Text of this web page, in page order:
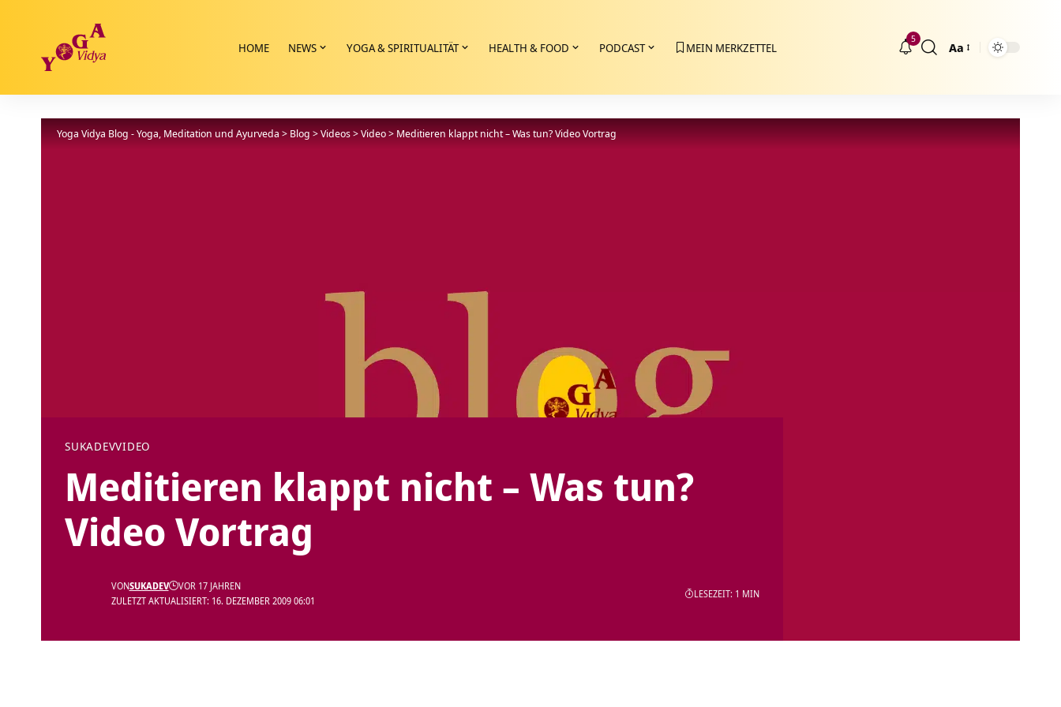
HOME NEWS YOGA & SPIRITUALITÄT HEALTH & FOOD PODCAST MEIN MERKZETTEL
5
Größenänderung
Aa
Yoga Vidya Blog - Yoga, Meditation und Ayurveda > Blog >Videos>Video> Meditieren klappt nicht – Was tun? Video Vortrag
SUKADEVVIDEO
Meditieren klappt nicht – Was tun?
Video Vortrag
ZULETZT AKTUALISIERT: 16. DEZEMBER 2009 06:01
VONSUKADEV VOR 17 JAHREN
LESEZEIT: 1 MIN